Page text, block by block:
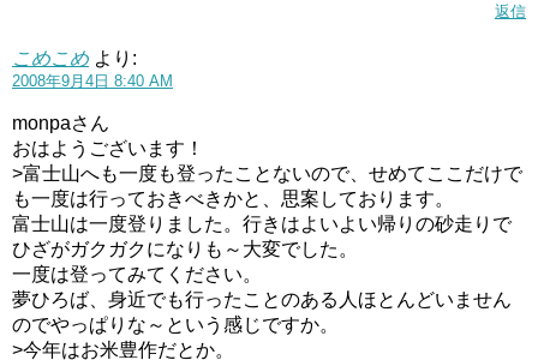
返信
こめこめ より:
2008年9月4日 8:40 AM
monpaさん
おはようございます！
>富士山へも一度も登ったことないので、せめてここだけで
も一度は行っておきべきかと、思案しております。
富士山は一度登りました。行きはよいよい帰りの砂走りで
ひざがガクガクになりも～大変でした。
一度は登ってみてください。
夢ひろば、身近でも行ったことのある人ほとんどいません
のでやっぱりな～という感じですか。
>今年はお米豊作だとか。